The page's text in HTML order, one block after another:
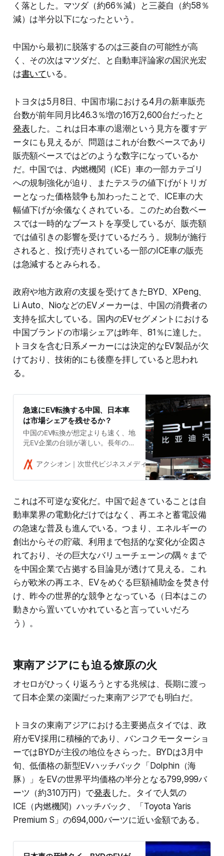
く落とした。マツダ（約66％減）と三菱自（約58％
減）は半分以下になったという。
中国から最初に脱落するのは三菱自の可能性が高
く、その次はマツダだ、と自動車評論家の国沢光宏
は書いている。
トヨタは5月8日、中国市場における4月の新車販売
台数が前年同月比46.3％増の16万2,600台だったと
発表した。これは日本車の退潮という見方を覆すデ
ータにも見えるが、問題はこれが台数ベースであり
販売額ベースではどのような数字になっているか
だ。中国では、内燃機関（ICE）車の一部カテゴリ
への規制強化が迫り、またテスラの値下げがトリガ
ーとなった価格競争も加わったことで、ICE車の大
幅値下げが余儀なくされている。このため台数ベー
スでは一時的なブーストを享受しているが、販売額
では値引きの影響を受けているだろう。規制が施行
されると、投げ売りされている一部のICE車の販売
は急減するとみられる。
政府や地方政府の支援を受けてきたBYD、XPeng、
Li Auto、NioなどのEVメーカーは、中国の消費者の
支持を拡大している。国内のEVセグメントにおける
中国ブランドの市場シェアは昨年、81％に達した。
トヨタを含む日系メーカーには決定的なEV製品が欠
けており、技術的にも後塵を拝していると思われ
る。
急速にEV転換する中国、日本車
は市場シェアを残せるか？
中国のEV転換が想定よりも速く、地
元EV企業の台頭が著しい。長年の努
ーカーはガソリン車の市場シェアを
市場シェアを残せるだろうか。
アクシオン｜次世代ビジネスメディア 吉田拓史
これは不可逆な変化だ。中国で起きていることは自
動車業界の電動化だけではなく、再エネと蓄電設備
の急速な普及も進んでいる。つまり、エネルギーの
創出からその貯蔵、利用まで包括的な変化が企図さ
れており、その巨大なバリューチェーンの隅々まで
を中国企業で占拠する目論見が透けて見える。これ
らが欧米の再エネ、EVをめぐる巨額補助金を焚き付
け、昨今の世界的な競争となっている（日本はこの
動きから置いていかれていると言っていいだろ
う）。
東南アジアにも迫る燎原の火
オセロがひっくり返ろうとする兆候は、長期に渡っ
て日本企業の楽園だった東南アジアでも明白だ。
トヨタの東南アジアにおける主要拠点タイでは、政
府がEV採用に積極的であり、バンコクモーターショ
ーではBYDが主役の地位をさらった。BYDは3月中
旬、低価格の新型EVハッチバック「Dolphin（海
豚）」をEVの世界平均価格の半分となる799,999バ
ーツ（約310万円）で発表 した。タイで人気の
ICE（内燃機関）ハッチバック、「Toyota Yaris
Premium S」の694,000バーツに近い金額である。